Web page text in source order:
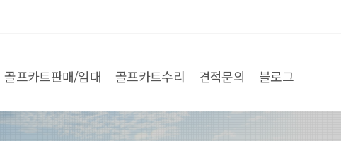
골프카트판매/임대 골프카트수리 견적문의 블로그